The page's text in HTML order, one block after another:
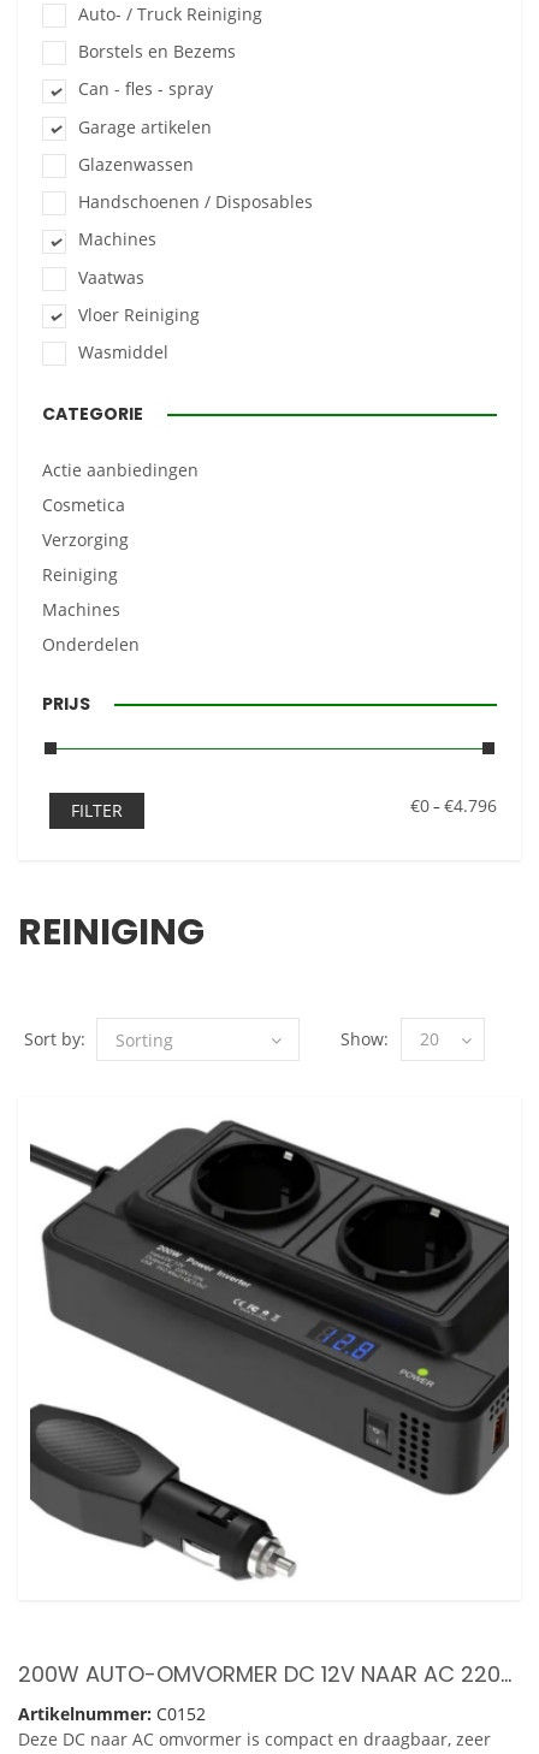
Auto- / Truck Reiniging
Borstels en Bezems
Can - fles - spray
Garage artikelen
Glazenwassen
Handschoenen / Disposables
Machines
Vaatwas
Vloer Reiniging
Wasmiddel
CATEGORIE
Actie aanbiedingen
Cosmetica
Verzorging
Reiniging
Machines
Onderdelen
PRIJS
FILTER €0–€4.796
REINIGING
Sort by: Show: 20
200W AUTO-OMVORMER DC 12V NAAR AC 220V-OMVORMER MET 2 AC-STOPCONTACTEN 4 USB-POORTEN AAN/UIT-SCHAKELAAR VEILIGE BESCHERMING DRAAGBARE AUTOLADERADAPTER VOOR TELEFOON LAPTOP ELEKTRISCHE VERLICHTING VENTILATOREN
Artikelnummer: C0152
Deze DC naar AC omvormer is compact en draagbaar, zeer